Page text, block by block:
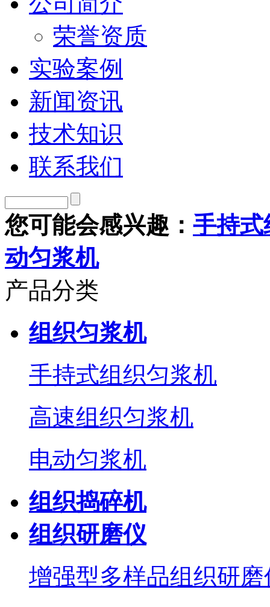
荣誉资质
实验案例
新闻资讯
技术知识
联系我们
您可能会感兴趣： 手持式
动匀浆机
产品分类
组织匀浆机
手持式组织匀浆机
高速组织匀浆机
电动匀浆机
组织捣碎机
组织研磨仪
增强型多样品组织研磨